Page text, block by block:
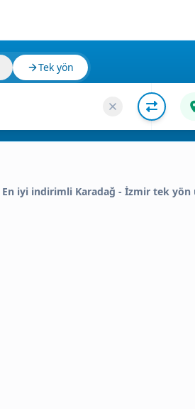
Tek yön
En iyi indirimli Karadağ - İzmir tek